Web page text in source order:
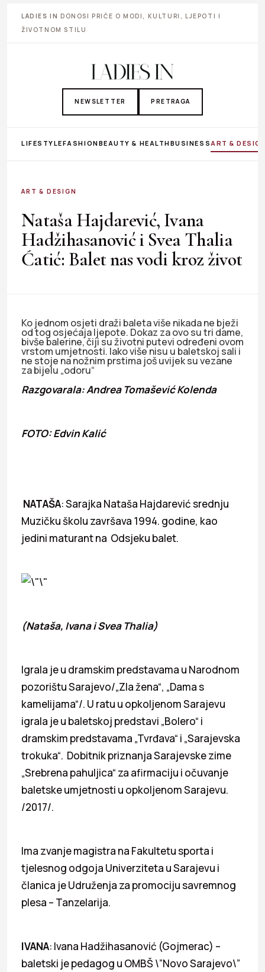
LADIES IN DONOSI PRIČE O MODI, KULTURI, LJEPOTI I
ŽIVOTNOM STILU
NEWSLETTER PRETRAGA
LIFESTYLEFASHIONBEAUTY & HEALTHBUSINESS ART &
ART & DESIGN
Nataša Hajdarević, Ivana
Hadžihasanović i Svea Thalia
Ćatić: Balet nas vodi kroz život
Ko jednom osjeti draži baleta više nikada ne bježi
od tog osjećaja ljepote. Dokaz za ovo su tri dame,
bivše balerine, čiji su životni putevi određeni ovom
vrstom umjetnosti. Iako više nisu u baletskoj sali i
ne stoje na nožnim prstima još uvijek su vezane
za bijelu „odoru“
Razgovarala: Andrea Tomašević Kolenda
FOTO: Edvin Kalić
NATAŠA: Sarajka Nataša Hajdarević srednju
Muzičku školu završava 1994. godine, kao
jedini maturant na Odsjeku balet.
(Nataša, Ivana i Svea Thalia)
Igrala je u dramskim predstavama u Narodnom
pozorištu Sarajevo/„Zla žena“, „Dama s
kamelijama“/. U ratu u opkoljenom Sarajevu
igrala je u baletskoj predstavi „Bolero“ i
dramskim predstavama „Tvrđava“ i „Sarajevska
trokuka“. Dobitnik priznanja Sarajevske zime
„Srebrena pahuljica“ za afirmaciju i očuvanje
baletske umjetnosti u opkoljenom Sarajevu.
/2017/.
Ima zvanje magistra na Fakultetu sporta i
tjelesnog odgoja Univerziteta u Sarajevu i
članica je Udruženja za promociju savremnog
plesa – Tanzelarija.
IVANA: Ivana Hadžihasanović (Gojmerac) –
baletski je pedagog u OMBŠ \”Novo Sarajevo\”